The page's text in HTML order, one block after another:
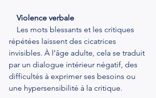
Violence verbale
Les mots blessants et les critiques
répétées laissent des cicatrices
invisibles. À l’âge adulte, cela se traduit
par un dialogue intérieur négatif, des
difficultés à exprimer ses besoins ou
une hypersensibilité à la critique.